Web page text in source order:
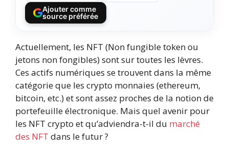
Ajouter comme
source préférée
Actuellement, les NFT (Non fungible token ou
jetons non fongibles) sont sur toutes les lèvres.
Ces actifs numériques se trouvent dans la même
catégorie que les crypto monnaies (ethereum,
bitcoin, etc.) et sont assez proches de la notion de
portefeuille électronique. Mais quel avenir pour
les NFT crypto et qu’adviendra-t-il du marché
des NFT dans le futur ?